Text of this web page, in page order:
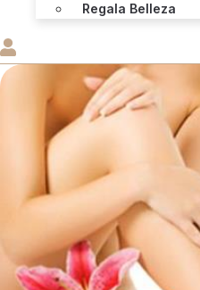
Regala Belleza